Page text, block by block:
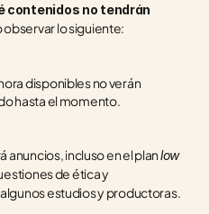
contenidos no tendrán
lo siguiente:
disponibles no verán
hasta el momento.
anuncios, incluso en el plan low
de ética y
estudios y productoras.